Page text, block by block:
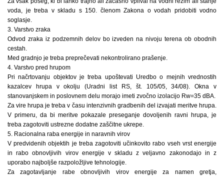
voda, je treba v skladu s 150. členom Zakona o vodah pridobiti vodno
soglasje.
3. Varstvo zraka
Odvod zraka iz podzemnih delov bo izveden na nivoju terena ob obodnih
cestah.
Med gradnjo je treba preprečevati nekontrolirano prašenje.
4. Varstvo pred hrupom
Pri načrtovanju objektov je treba upoštevati Uredbo o mejnih vrednostih
kazalcev hrupa v okolju (Uradni list RS, št. 105/05, 34/08). Okna v
stanovanjskem in poslovnem delu morajo imeti zvočno izolacijo Rw=35 dBA.
Za vire hrupa je treba v času intenzivnih gradbenih del izvajati meritve hrupa.
V primeru, da bi meritve pokazale preseganje dovoljenih ravni hrupa, je
treba zagotoviti ustrezne dodatne zaščitne ukrepe.
5. Racionalna raba energije in naravnih virov
V predvidenih objektih je treba zagotoviti učinkovito rabo vseh vrst energije
in rabo obnovljivih virov energije v skladu z veljavno zakonodajo in z
uporabo najboljše razpoložljive tehnologije.
Za zagotavljanje rabe obnovljivih virov energije za namen gretja,